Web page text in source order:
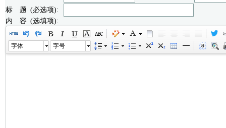
标 题 (必选项):
内 容 (选填项):
字体 字号